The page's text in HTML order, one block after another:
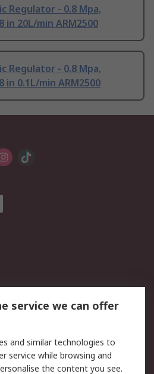
Regulator - 0.8 Mpa,
in 20L/min ARM2500
Regulator - 0.8 Mpa,
in 0.1L/min ARM2500
데이터 보호
service we can offer
and similar technologies to
service while browsing and
the content you see.